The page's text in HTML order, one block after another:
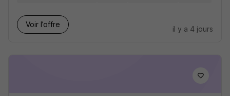
Voir l’offre
il y a 4 jours